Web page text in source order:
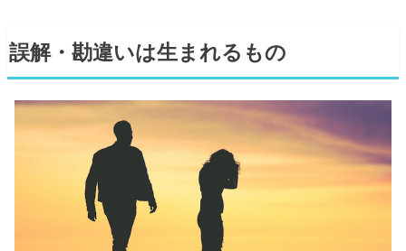
誤解・勘違いは生まれるもの